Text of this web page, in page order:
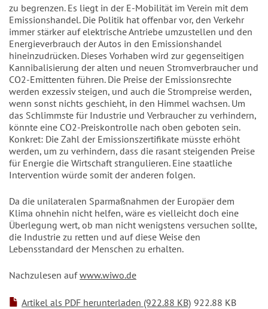
zu begrenzen. Es liegt in der E-Mobilität im Verein mit dem
Emissionshandel. Die Politik hat offenbar vor, den Verkehr
immer stärker auf elektri­sche Antriebe umzustellen und den
Ener­gieverbrauch der Autos in den Emissions­handel
hineinzudrücken. Dieses Vorhaben wird zur gegenseitigen
Kannibalisierung der alten und neuen Stromverbraucher und
CO2-Emittenten führen. Die Preise der Emissionsrechte
werden exzessiv steigen, und auch die Strompreise werden,
wenn sonst nichts geschieht, in den Himmel wachsen. Um
das Schlimmste für Industrie und Verbraucher zu verhindern,
könnte ei­ne CO2-Preiskontrolle nach oben geboten sein.
Konkret: Die Zahl der Emissionszerti­fikate müsste erhöht
werden, um zu ver­hindern, dass die rasant steigenden Preise
für Energie die Wirtschaft strangulieren. Eine staatliche
Intervention würde somit der anderen folgen.
Da die unilateralen Sparmaßnahmen der Europäer dem
Klima ohnehin nicht helfen, wäre es vielleicht doch eine
Über­legung wert, ob man nicht wenigstens versuchen sollte,
die Industrie zu retten und auf diese Weise den
Lebensstandard der Menschen zu erhalten.
Nachzulesen aufwww.wiwo.de
Artikel als PDF herunterladen (922.88 KB) 922.88 KB